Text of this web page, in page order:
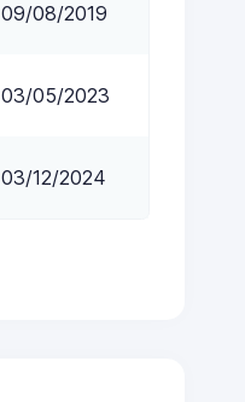
09/08/2019
03/05/2023
03/12/2024